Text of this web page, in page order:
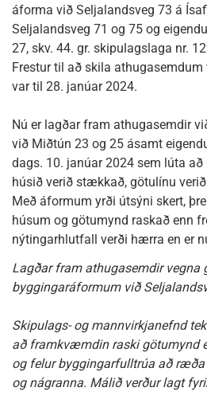
áforma við Seljalandsveg 73 á
Seljalandsveg 71 og 75 og
27, skv. 44. gr. skipulagslaga nr.
Frestur til að skila
var til 28. janúar 2024.
Nú er lagðar fram athugasemdir
við Miðtún 23 og 25 ásamt
dags. 10. janúar 2024 sem lúta
húsið verið stækkað, götulínu
Með áformum yrði útsýni skert,
húsum og götumynd raskað enn
nýtingarhlutfall verði hærra en er
Lagðar fram athugasemdir vegna
byggingaráformum við
Skipulags- og mannvirkjanefnd
að framkvæmdin raski götumynd
og felur byggingarfulltrúa að
og nágranna. Málið verður lagt